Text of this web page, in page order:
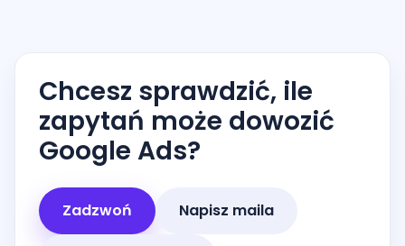
Chcesz sprawdzić, ile
zapytań może dowozić
Google Ads?
Zadzwoń Napisz maila